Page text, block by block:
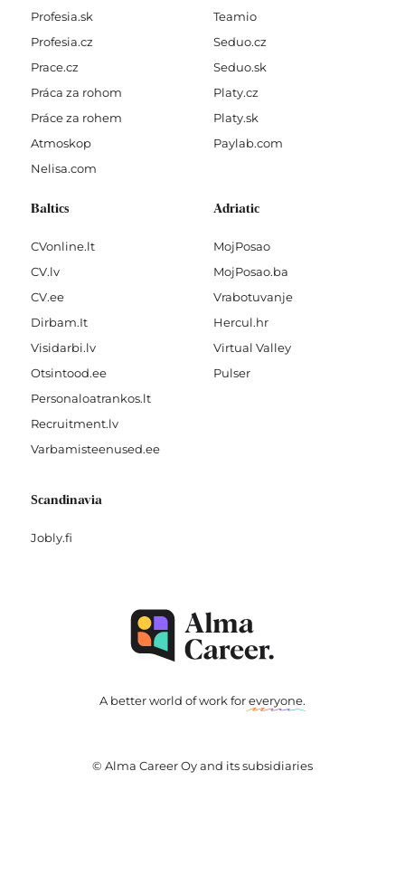
Profesia.sk
Profesia.cz
Prace.cz
Práca za rohom
Práce za rohem
Atmoskop
Nelisa.com
Teamio
Seduo.cz
Seduo.sk
Platy.cz
Platy.sk
Paylab.com
Baltics
CVonline.lt
CV.lv
CV.ee
Dirbam.It
Visidarbi.lv
Otsintood.ee
Personaloatrankos.lt
Recruitment.lv
Varbamisteenused.ee
Adriatic
MojPosao
MojPosao.ba
Vrabotuvanje
Hercul.hr
Virtual Valley
Pulser
Scandinavia
Jobly.fi
A better world of work foreveryone.
© Alma Career Oy and its subsidiaries